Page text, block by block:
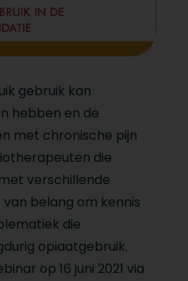
gebruik kan
hebben en de
met chronische pijn
die
verschillende
belang om kennis
die
opiaatgebruik.
op 16 juni 2021 via